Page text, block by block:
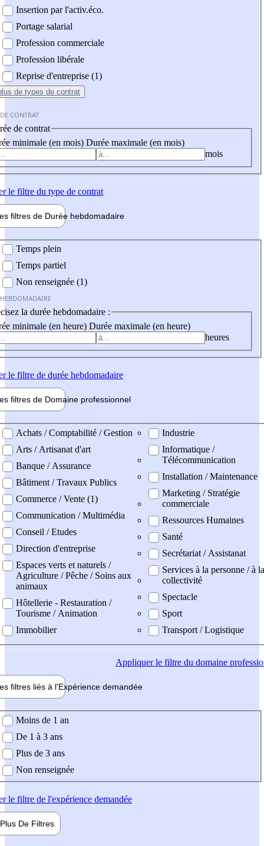
Insertion par l'activ.éco.
Portage salarial
Profession commerciale
Profession libérale
Reprise d'entreprise (1)
de types de contrat
CONTRAT
de contrat
minimale (en mois) Durée maximale (en mois)
mois
le filtre du type de contrat
filtres de Durée hebdomadaire
Temps plein
Temps partiel
Non renseignée (1)
la durée hebdomadaire :
minimale (en heure) Durée maximale (en heure)
heures
le filtre de durée hebdomadaire
filtres de Domaine professionnel
professionel
Achats / Comptabilité / Gestion
Arts / Artisanat d'art
Banque / Assurance
Bâtiment / Travaux Publics
Commerce / Vente (1)
Communication / Multimédia
Conseil / Etudes
Direction d'entreprise
Espaces verts et naturels /
Agriculture / Pêche / Soins aux
animaux
Hôtellerie - Restauration /
Tourisme / Animation
Immobilier
Industrie
Informatique /
Télécommunication
Installation / Maintenance
Marketing / Stratégie
commerciale
Ressources Humaines
Santé
Secrétariat / Assistanat
Services à la personne / à la
collectivité
Spectacle
Sport
Transport / Logistique
Appliquerle filtre du domaine
filtres liés à l'Expérience demandée
demandée
Moins de 1 an
De 1 à 3 ans
Plus de 3 ans
Non renseignée
le filtre de l'expérience demandée
Plus De Filtres